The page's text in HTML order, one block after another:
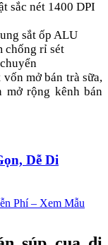
sắc nét 1400 DPI
sắt ốp ALU
chống rỉ sét
mở bán trà sữa,
mở rộng kênh bán
Dễ Di